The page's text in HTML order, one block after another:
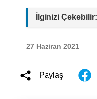
İlginizi Çekebilir:
27 Haziran 2021
Paylaş